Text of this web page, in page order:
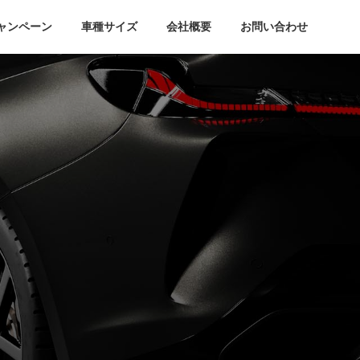
ンペーン 車種サイズ 会社概要 お問い合わせ